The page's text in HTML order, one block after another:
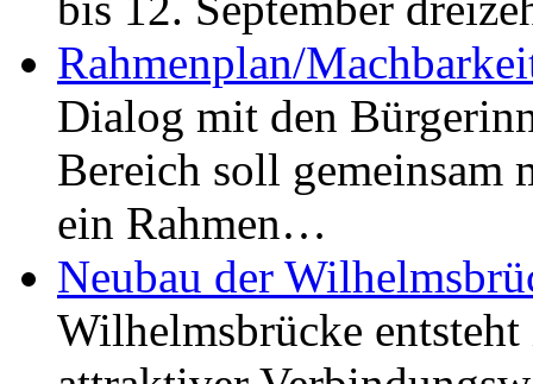
Rahmenplan/
Dialog mit den
Bereich soll gemeinsam
ein Rahmen…
Neubau der
Wilhelmsbrücke